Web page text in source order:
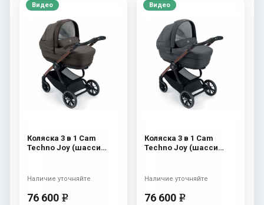
Видео
Коляска 3 в 1 Cam
Techno Joy (шасси
76 600 e
Наличие уточняйте
Видео
Коляска 3 в 1 Cam
Techno Joy (шасси
76 600 e
Наличие уточняйте